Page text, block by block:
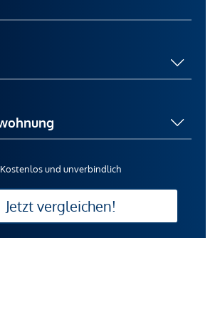
Kostenlos und unverbindlich
Jetzt vergleichen!